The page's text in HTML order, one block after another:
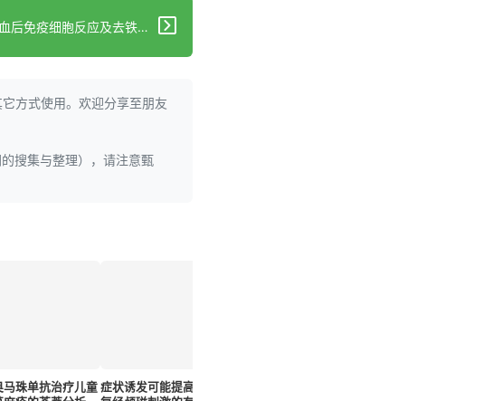
下一篇：幼猪脑出血后免疫细胞反应及去铁胺和米诺环素的治疗效果
方式使用。欢迎分享至朋友
搜集与整理），请注意甄
马珠单抗治疗儿童 症状诱发可能提高重